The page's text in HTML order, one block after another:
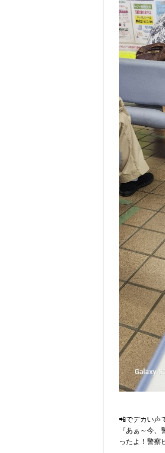
📲でデカい声
『あぁ～今
ったよ！警察